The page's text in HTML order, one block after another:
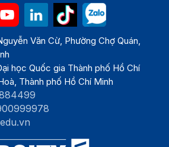
Văn Cừ, Phường Chợ Quán,
học Quốc gia Thành phố Hồ Chí
Thành phố Hồ Chí Minh